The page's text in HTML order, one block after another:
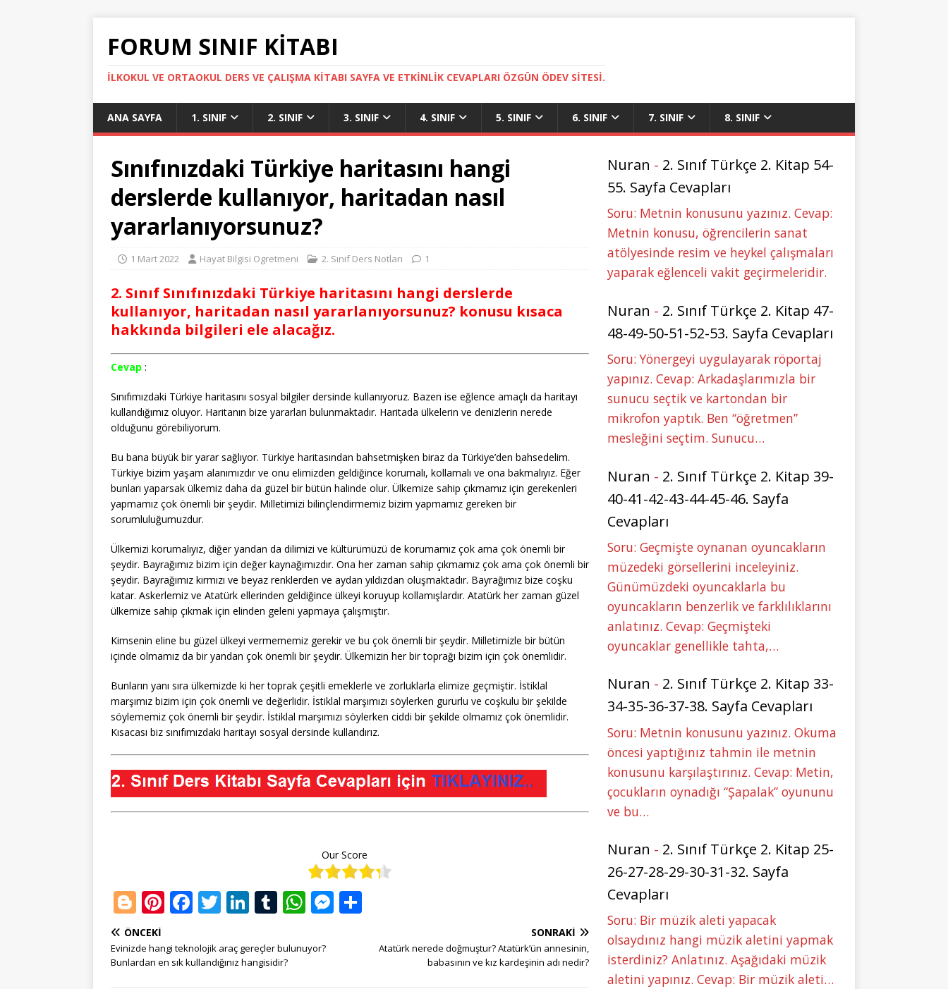
FORUM SINIF KITABI
İLKOKUL VE ORTAOKUL DERS VE ÇALIŞMA KITABI SAYFA VE ETKINLIK CEVAPLARI ÖZGÜN ÖDEV SITESI.
ANA SAYFA 1. SINIF 2. SINIF 3. SINIF 4. SINIF 5. SINIF 6. SINIF 7. SINIF 8. SINIF
Sınıfınızdaki Türkiye haritasını hangi
derslerde kullanıyor, haritadan nasıl
yararlanıyorsunuz?
1 Mart 2022 Hayat Bilgisi Ogretmeni 2. Sınıf Ders Notları 1
2. Sınıf Sınıfınızdaki Türkiye haritasını hangi derslerde
kullanıyor, haritadan nasıl yararlanıyorsunuz? konusu kısaca
hakkında bilgileri ele alacağız.
Cevap :
Sınıfımızdaki Türkiye haritasını sosyal bilgiler dersinde kullanıyoruz. Bazen ise eğlence amaçlı da haritayı
kullandığımız oluyor. Haritanın bize yararları bulunmaktadır. Haritada ülkelerin ve denizlerin nerede
olduğunu görebiliyorum.
Bu bana büyük bir yarar sağlıyor. Türkiye haritasından bahsetmişken biraz da Türkiye’den bahsedelim.
Türkiye bizim yaşam alanımızdır ve onu elimizden geldiğince korumalı, kollamalı ve ona bakmalıyız. Eğer
bunları yaparsak ülkemiz daha da güzel bir bütün halinde olur. Ülkemize sahip çıkmamız için gerekenleri
yapmamız çok önemli bir şeydir. Milletimizi bilinçlendirmemiz bizim yapmamız gereken bir
sorumluluğumuzdur.
Ülkemizi korumalıyız, diğer yandan da dilimizi ve kültürümüzü de korumamız çok ama çok önemli bir
şeydir. Bayrağımız bizim için değer kaynağımızdır. Ona her zaman sahip çıkmamız çok ama çok önemli bir
şeydir. Bayrağımız kırmızı ve beyaz renklerden ve aydan yıldızdan oluşmaktadır. Bayrağımız bize coşku
katar. Askerlemiz ve Atatürk ellerinden geldiğince ülkeyi koruyup kollamışlardır. Atatürk her zaman güzel
ülkemize sahip çıkmak için elinden geleni yapmaya çalışmıştır.
Kimsenin eline bu güzel ülkeyi vermememiz gerekir ve bu çok önemli bir şeydir. Milletimizle bir bütün
içinde olmamız da bir yandan çok önemli bir şeydir. Ülkemizin her bir toprağı bizim için çok önemlidir.
Bunların yanı sıra ülkemizde ki her toprak çeşitli emeklerle ve zorluklarla elimize geçmiştir. İstiklal
marşımız bizim için çok önemli ve değerlidir. İstiklal marşımızı söylerken gururlu ve coşkulu bir şekilde
söylememiz çok önemli bir şeydir. İstiklal marşımızı söylerken ciddi bir şekilde olmamız çok önemlidir.
Kısacası biz sınıfımızdaki haritayı sosyal dersinde kullandırız.
Our Score
Bl
o
g
g
Pi
te
r
F
c
e
T
it
te
Li
k
e
T
m
bl
W
at
M
ar
ÖNCEKI
Evinizde hangi teknolojik araç gereçler bulunuyor?
Bunlardan en sık kullandığınız hangisidir?
SONRAKI
Atatürk nerede doğmuştur? Atatürk’ün annesinin,
babasının ve kız kardeşinin adı nedir?
Nuran - 2. Sınıf Türkçe 2. Kitap 54-
55. Sayfa Cevapları
Soru: Metnin konusunu yazınız. Cevap:
Metnin konusu, öğrencilerin sanat
atölyesinde resim ve heykel çalışmaları
yaparak eğlenceli vakit geçirmeleridir.
Nuran - 2. Sınıf Türkçe 2. Kitap 47-
48-49-50-51-52-53. Sayfa Cevapları
Soru: Yönergeyi uygulayarak röportaj
yapınız. Cevap: Arkadaşlarımızla bir
sunucu seçtik ve kartondan bir
mikrofon yaptık. Ben “öğretmen”
mesleğini seçtim. Sunucu…
Nuran - 2. Sınıf Türkçe 2. Kitap 39-
40-41-42-43-44-45-46. Sayfa
Cevapları
Soru: Geçmişte oynanan oyuncakların
müzedeki görsellerini inceleyiniz.
Günümüzdeki oyuncaklarla bu
oyuncakların benzerlik ve farklılıklarını
anlatınız. Cevap: Geçmişteki
oyuncaklar genellikle tahta,…
Nuran - 2. Sınıf Türkçe 2. Kitap 33-
34-35-36-37-38. Sayfa Cevapları
Soru: Metnin konusunu yazınız. Okuma
öncesi yaptığınız tahmin ile metnin
konusunu karşılaştırınız. Cevap: Metin,
çocukların oynadığı “Şapalak” oyununu
ve bu…
Nuran - 2. Sınıf Türkçe 2. Kitap 25-
26-27-28-29-30-31-32. Sayfa
Cevapları
Soru: Bir müzik aleti yapacak
olsaydınız hangi müzik aletini yapmak
isterdiniz? Anlatınız. Aşağıdaki müzik
aletini yapınız. Cevap: Bir müzik aleti…